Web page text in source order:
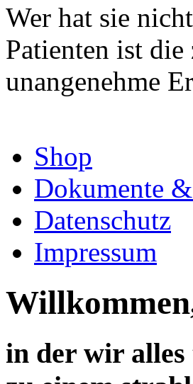
Wer hat sie
Patienten ist
unangenehme
Shop
Dokumente
Datenschutz
Impressum
in der wir